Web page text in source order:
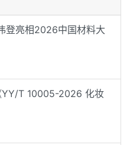
登亮相2026中国材料大
YY/T 10005-2026 化妆